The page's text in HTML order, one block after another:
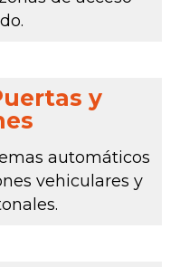
y
automáticos
vehiculares y